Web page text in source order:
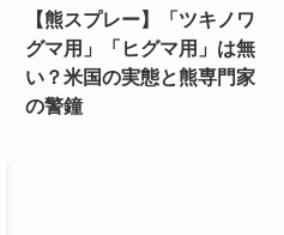
【熊スプレー】「ツキノワ
グマ用」「ヒグマ用」は無
い？米国の実態と熊専門家
の警鐘